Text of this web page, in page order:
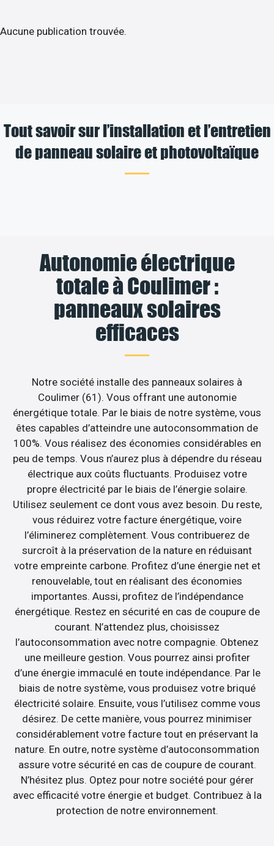
Aucune publication trouvée.
Tout savoir sur l’installation et l’entretien
de panneau solaire et photovoltaïque
Autonomie électrique
totale à Coulimer :
panneaux solaires
efficaces
Notre société installe des panneaux solaires à
Coulimer (61). Vous offrant une autonomie
énergétique totale. Par le biais de notre système, vous
êtes capables d’atteindre une autoconsommation de
100%. Vous réalisez des économies considérables en
peu de temps. Vous n’aurez plus à dépendre du réseau
électrique aux coûts fluctuants. Produisez votre
propre électricité par le biais de l’énergie solaire.
Utilisez seulement ce dont vous avez besoin. Du reste,
vous réduirez votre facture énergétique, voire
l’éliminerez complètement. Vous contribuerez de
surcroît à la préservation de la nature en réduisant
votre empreinte carbone. Profitez d’une énergie net et
renouvelable, tout en réalisant des économies
importantes. Aussi, profitez de l’indépendance
énergétique. Restez en sécurité en cas de coupure de
courant. N’attendez plus, choisissez
l’autoconsommation avec notre compagnie. Obtenez
une meilleure gestion. Vous pourrez ainsi profiter
d’une énergie immaculé en toute indépendance. Par le
biais de notre système, vous produisez votre briqué
électricité solaire. Ensuite, vous l’utilisez comme vous
désirez. De cette manière, vous pourrez minimiser
considérablement votre facture tout en préservant la
nature. En outre, notre système d’autoconsommation
assure votre sécurité en cas de coupure de courant.
N’hésitez plus. Optez pour notre société pour gérer
avec efficacité votre énergie et budget. Contribuez à la
protection de notre environnement.